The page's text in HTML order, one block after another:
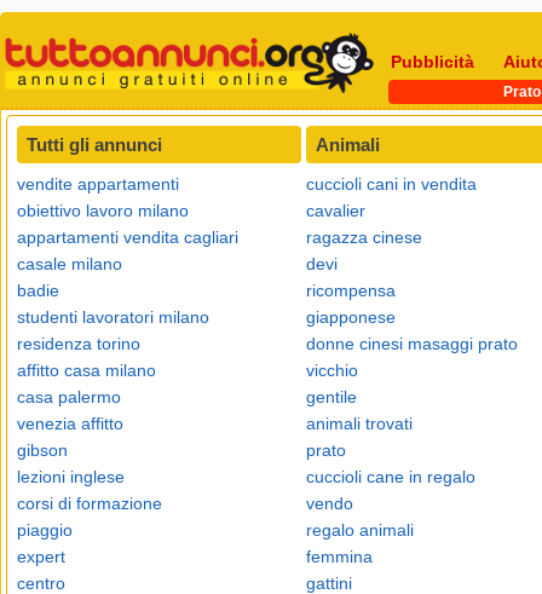
Pubblicità
Prato
Tutti gli annunci
vendite appartamenti
obiettivo lavoro milano
appartamenti vendita cagliari
casale milano
badie
studenti lavoratori milano
residenza torino
affitto casa milano
casa palermo
venezia affitto
gibson
lezioni inglese
corsi di formazione
piaggio
expert
centro
Animali
cuccioli cani in vendita
cavalier
ragazza cinese
devi
ricompensa
giapponese
donne cinesi masaggi prato
vicchio
gentile
animali trovati
prato
cuccioli cane in regalo
vendo
regalo animali
femmina
gattini